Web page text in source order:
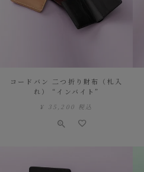
コードバン 二つ折り財布（札入
れ） “インバイト”
¥ 35,200 税込